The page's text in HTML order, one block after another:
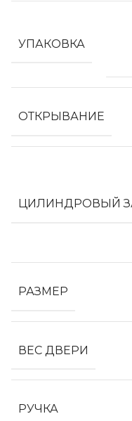
УПАКОВКА
ОТКРЫВАНИЕ
ЦИЛИНДРОВЫЙ
РАЗМЕР
ВЕС ДВЕРИ
РУЧКА